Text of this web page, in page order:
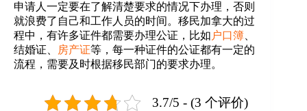
申请人一定要在了解清楚要求的情况下办理，否则
就浪费了自己和工作人员的时间。移民加拿大的过
程中，有许多证件都需要办理公证，比如 户口簿
结婚证、
房产证等，每一种证件的公证都有一定的
流程，需要及时根据移民部门的要求办理。
3.7/5 - (3 个评价)